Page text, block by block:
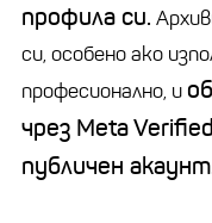
профила си.
си, особено ако
професионално, и
чрез MetaVerified
публичен